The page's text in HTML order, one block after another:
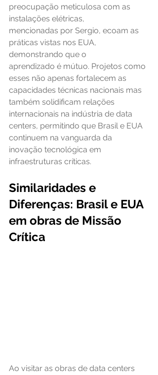
preocupação meticulosa com as
instalações elétricas,
mencionadas por Sergio, ecoam as
práticas vistas nos EUA,
demonstrando que o
aprendizado é mútuo. Projetos como
esses não apenas fortalecem as
capacidades técnicas nacionais mas
também solidificam relações
internacionais na indústria de data
centers, permitindo que Brasil e EUA
continuem na vanguarda da
inovação tecnológica em
infraestruturas críticas.
Similaridades e
Diferenças: Brasil e EUA
em obras de Missão
Crítica
Ao visitar as obras de data centers